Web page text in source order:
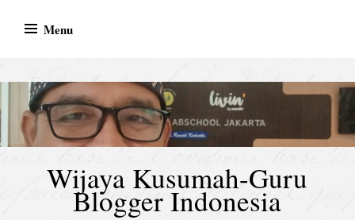
Menu
Wijaya Kusumah-Guru
Blogger Indonesia